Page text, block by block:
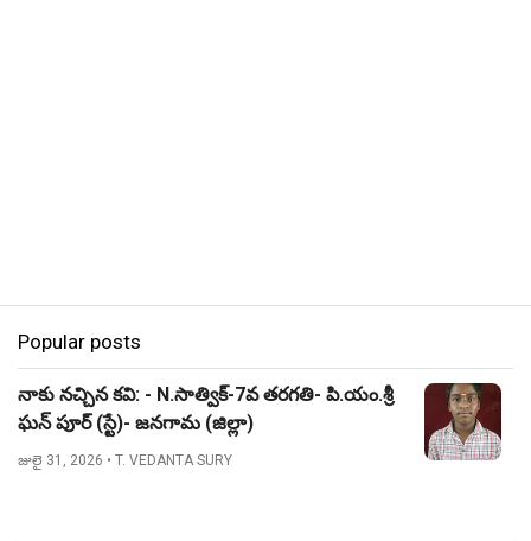
Popular posts
నాకు నచ్చిన కవి: - N.సాత్విక్-7వ తరగతి- పి.యం.శ్రీ
ఘన్ పూర్ (స్టే)- జనగామ (జిల్లా)
జులై 31, 2026 • T. VEDANTA SURY